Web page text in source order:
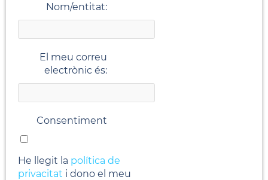
Nom/entitat:
El meu correu
electrònic és:
Consentiment
He llegit la política de
privacitat i dono el meu